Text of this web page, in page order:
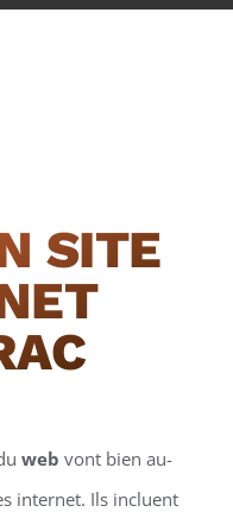
SITE
web vont bien au-
internet. Ils incluent